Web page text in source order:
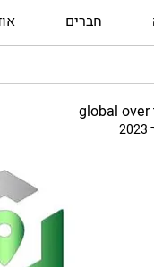
חברים
global over